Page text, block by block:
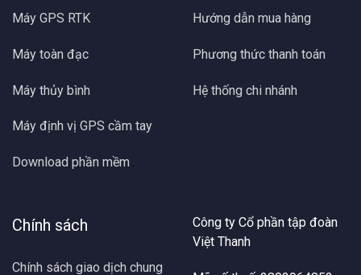
Máy GPS RTK
Máy toàn đạc
Máy thủy bình
Máy định vị GPS cầm tay
Download phần mềm
Hướng dẫn mua hàng
Phương thức thanh toán
Hệ thống chi nhánh
Chính sách
Chính sách giao dịch chung
Công ty Cổ phần tập đoàn
Việt Thanh